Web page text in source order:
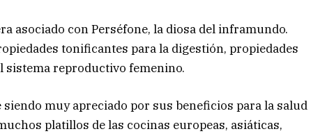
asociado con Perséfone, la diosa del inframundo.
tonificantes para la digestión, propiedades
sistema reproductivo femenino.
muy apreciado por sus beneficios para la salud
platillos de las cocinas europeas, asiáticas,